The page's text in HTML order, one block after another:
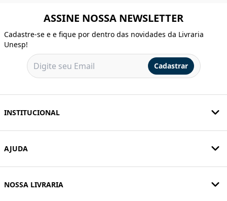
ASSINE NOSSA NEWSLETTER
Cadastre-se e e fique por dentro das novidades da Livraria
Unesp!
Cadastrar
INSTITUCIONAL
AJUDA
NOSSA LIVRARIA